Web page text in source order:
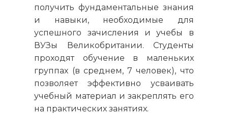
получить фундаментальные знания
и навыки, необходимые для
успешного зачисления и учебы в
ВУЗы Великобритании. Студенты
проходят обучение в маленьких
группах (в среднем, 7 человек), что
позволяет эффективно усваивать
учебный материал и закреплять его
на практических занятиях.